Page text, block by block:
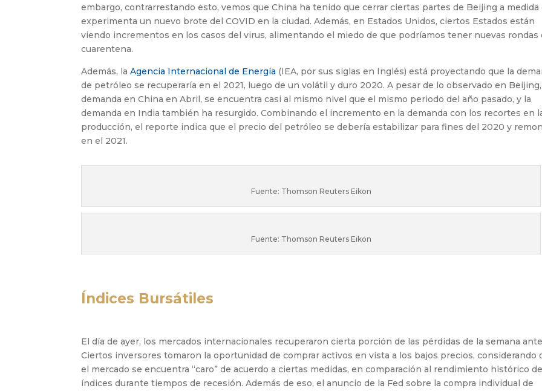
embargo, contrarrestando esto, vemos que China ha tenido que cerrar ciertas partes de Beijing a medida
experimenta un nuevo brote del COVID en la ciudad. Además, en Estados Unidos, ciertos Estados están
viendo incrementos en los casos del virus, alimentando el miedo de que podríamos tener nuevas rondas
cuarentena.
Además, laAgencia Internacional de Energía (IEA, por sus siglas en Inglés) está proyectando que la
de petróleo se recuperaría en el 2021, luego de un volátil y duro 2020. A pesar de lo observado en
demanda en China en Abril, se encuentra casi al mismo nivel que el mismo periodo del año pasado, y la
demanda en India también ha resurgido. Combinando el incremento en la demanda con los recortes en
producción, el reporte indica que el precio del petróleo se debería estabilizar para fines del 2020 y
en el 2021.
Fuente: Thomson Reuters Eikon
Fuente: Thomson Reuters Eikon
Índices Bursátiles
El día de ayer, los mercados internacionales recuperaron cierta porción de las pérdidas de la semana
Ciertos inversores tomaron la oportunidad de comprar activos en vista a los bajos precios, considerando
el mercado se encuentra “caro” de acuerdo a ciertas medidas, en comparación al rendimiento histórico
índices durante tiempos de recesión. Además de eso, el anuncio de la Fed sobre la compra individual de